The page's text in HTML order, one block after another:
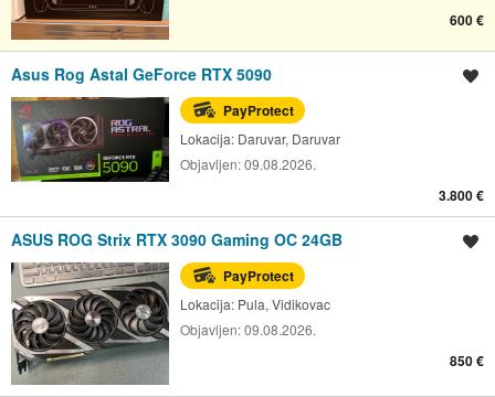
600 €
Asus Rog Astal GeForce RTX 5090
PayProtect
Lokacija: Daruvar, Daruvar
Objavljen:09.08.2026.
3.800 €
ASUS ROG Strix RTX 3090 Gaming OC 24GB
PayProtect
Lokacija: Pula, Vidikovac
Objavljen:09.08.2026.
850 €